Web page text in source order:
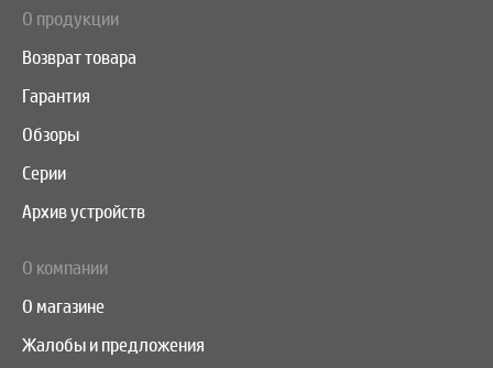
О продукции
Возврат товара
Гарантия
Обзоры
Серии
Архив устройств
О компании
О магазине
Жалобы и предложения